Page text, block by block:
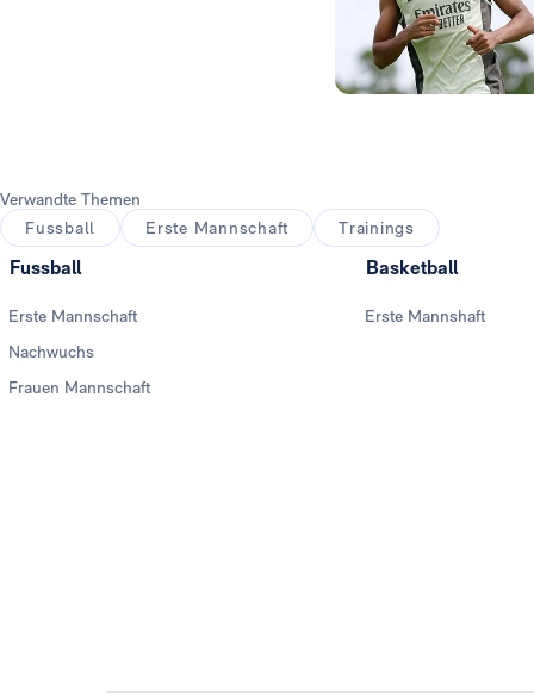
Verwandte Themen
Fussball
Erste Mannschaft Trainings
Fussball
Erste Mannschaft
Nachwuchs
Frauen Mannschaft
Basketball
Erste Mannshaft